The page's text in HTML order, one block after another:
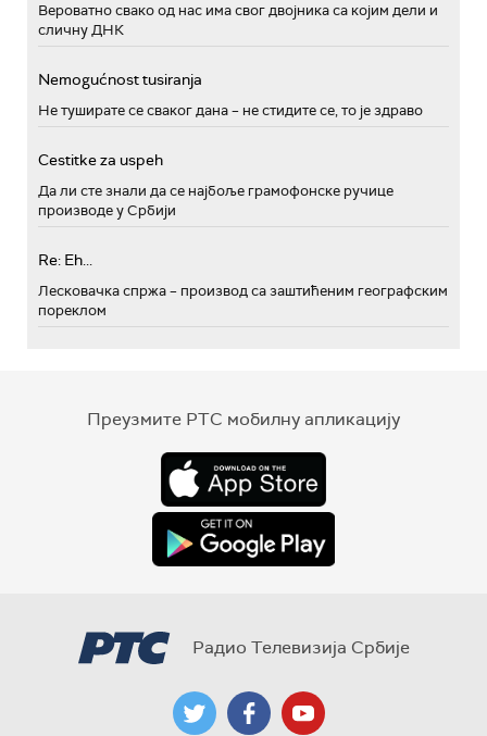
Вероватно свако од нас има свог двојника са којим дели и
сличну ДНК
Nemogućnost tusiranja
Не туширате се сваког дана – не стидите се, то је здраво
Cestitke za uspeh
Да ли сте знали да се најбоље грамофонске ручице
производе у Србији
Re: Eh...
Лесковачка спржа – производ са заштићеним географским
пореклом
Преузмите РТС мобилну апликацију
Радио Телевизија Србије